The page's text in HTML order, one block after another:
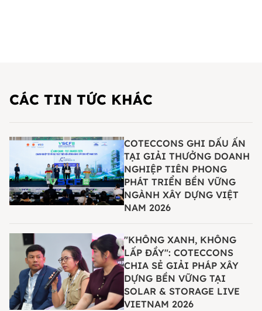
CÁC TIN TỨC KHÁC
COTECCONS GHI DẤU ẤN
TẠI GIẢI THƯỞNG DOANH
NGHIỆP TIÊN PHONG
PHÁT TRIỂN BỀN VỮNG
NGÀNH XÂY DỰNG VIỆT
NAM 2026
"KHÔNG XANH, KHÔNG
LẤP ĐẦY": COTECCONS
CHIA SẺ GIẢI PHÁP XÂY
DỰNG BỀN VỮNG TẠI
SOLAR & STORAGE LIVE
VIETNAM 2026